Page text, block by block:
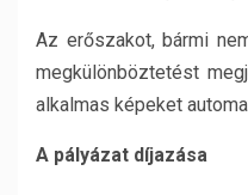
Az erőszakot, bármi
megkülönböztetést
alkalmas képeket
A pályázat díjazása